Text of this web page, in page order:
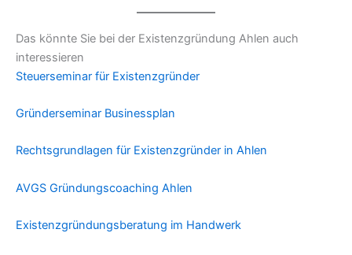
Das könnte Sie bei der Existenzgründung Ahlen auch
interessieren
Steuerseminar für Existenzgründer
Gründerseminar Businessplan
Rechtsgrundlagen für Existenzgründer in Ahlen
AVGS Gründungscoaching Ahlen
Existenzgründungsberatung im Handwerk